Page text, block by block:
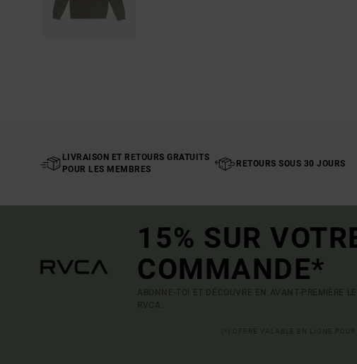
LIVRAISON ET RETOURS GRATUITS
POUR LES MEMBRES
RETOURS SOUS 30 JOURS
15% SUR
COMMANDE*
ABONNE-TOI ET DÉCOUVRE EN AVANT-PREMIÈRE
RVCA.